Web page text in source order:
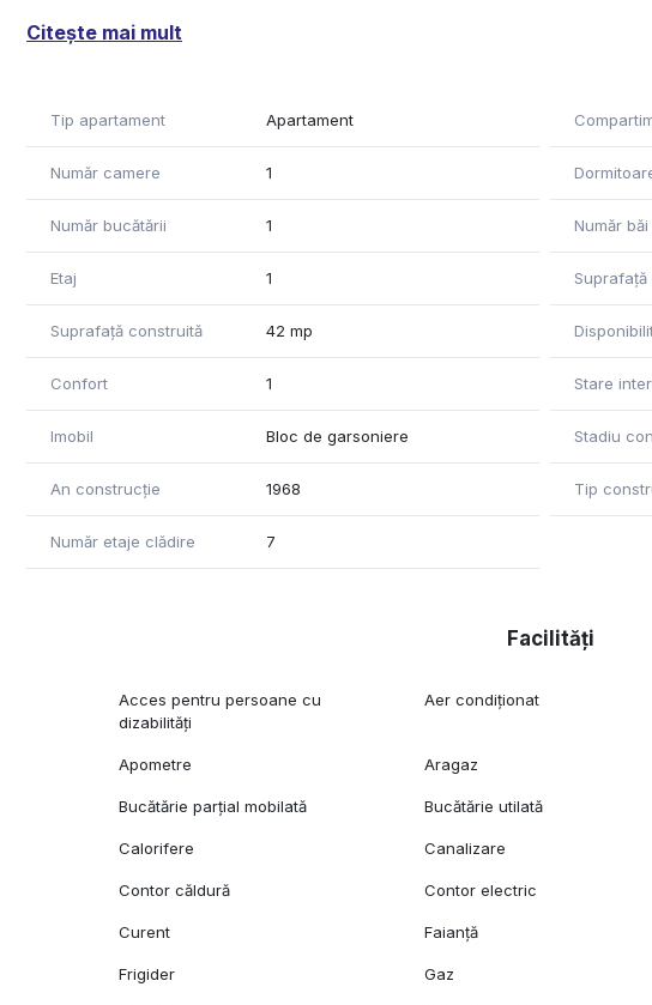
utilă este de 30mp, oferind suficient spațiu pentru o familie sau un
Pentru vizionari sau pentru mai multe detalii ne puteți contacta.
Citește mai mult
Tip apartament Apartament
Număr camere 1
Număr bucătării 1 Număr băi
Etaj 1 Suprafață
Suprafață construită 42 mp
Confort 1 Stare
Imobil Bloc de garsoniere Stadiu
An construcție 1968 Tip
Număr etaje clădire 7
Facilități
Acces pentru persoane cu
dizabilități
Aer condiționat
Apometre Aragaz
Bucătărie parțial mobilată Bucătărie utilată
Calorifere Canalizare
Contor căldură Contor electric
Curent Faianță
Frigider Gaz